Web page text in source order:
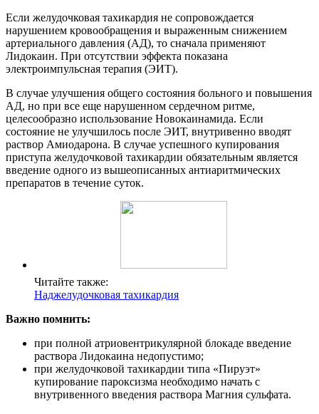
Если желудочковая тахикардия не сопровождается
нарушением кровообращения и выраженным снижением
артериального давления (АД), то сначала применяют
Лидокаин. При отсутствии эффекта показана
электроимпульсная терапия (ЭИТ).
В случае улучшения общего состояния больного и повышения
АД, но при все еще нарушенном сердечном ритме,
целесообразно использование Новокаинамида. Если
состояние не улучшилось после ЭИТ, внутривенно вводят
раствор Амиодарона. В случае успешного купирования
приступа желудочковой тахикардии обязательным является
введение одного из вышеописанных антиаритмических
препаратов в течение суток.
Читайте также:
Наджелудочковая тахикардия
Важно помнить:
при полной атриовентрикулярной блокаде введение
раствора Лидокаина недопустимо;
при желудочковой тахикардии типа «Пируэт»
купирование пароксизма необходимо начать с
внутривенного введения раствора Магния сульфата.